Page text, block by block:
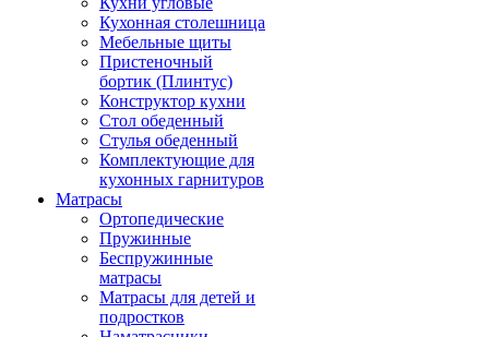
Кухонная столешница
Мебельные щиты
Пристеночный
бортик (Плинтус)
Конструктор кухни
Стол обеденный
Стулья обеденный
Комплектующие для
кухонных гарнитуров
Матраcы
Ортопедические
Пружинные
Беспружинные
матрасы
Матрасы для детей и
подростков